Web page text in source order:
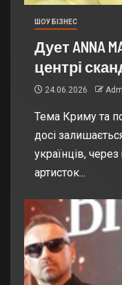
ШОУ БІЗНЕС
Дует ANNA
центрі
24.06.2026
Тема Криму та
досі
українців,
артисток...